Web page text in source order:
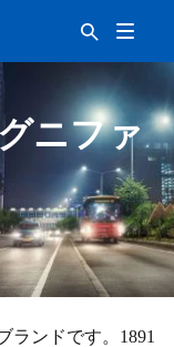
ニファ
ランドです。1891